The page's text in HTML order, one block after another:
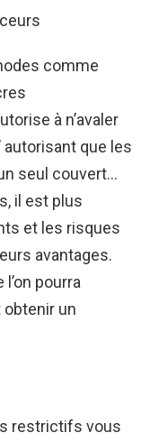
comme
à n’avaler
autorisant que les
seul couvert…
il est plus
et les risques
avantages.
pourra
obtenir un
restrictifs vous